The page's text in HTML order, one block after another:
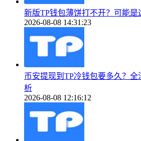
新版TP钱包薄饼打不开？可能是
2026-08-08 14:31:23
币安提现到TP冷钱包要多久？
析
2026-08-08 12:16:12